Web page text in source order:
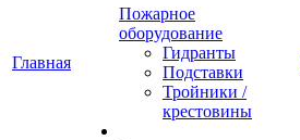
Главная
Пожарное
оборудование
Гидранты
Подставки
Тройники /
крестовины